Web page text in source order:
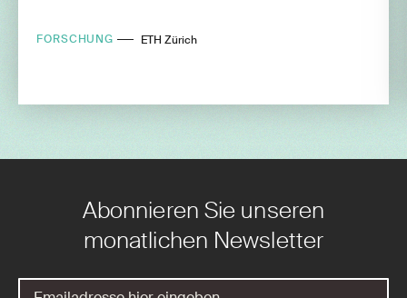
FORSCHUNG ETH Zürich
Abonnieren Sie unseren
monatlichen Newsletter